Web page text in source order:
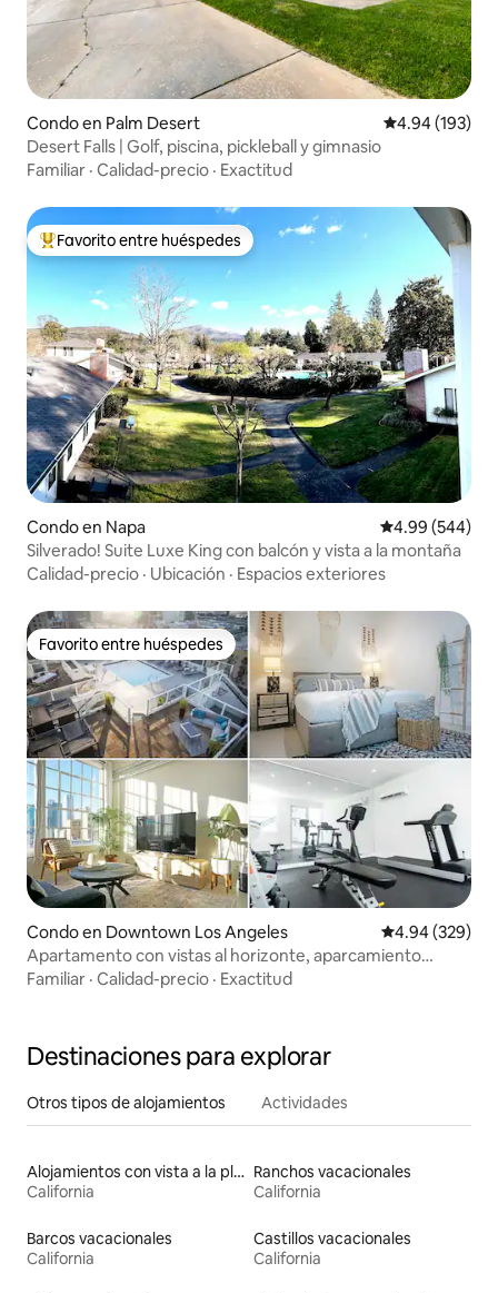
Condo en Palm Desert Calificación
4.94 (193)
Desert Falls | Golf, piscina, pickleball y gimnasio
Familiar · Calidad-precio · Exactitud
Favorito entre huéspedes preferido
Favorito entre huéspedes
Condo en Napa Calificación
4.99 (544)
Silverado! Suite Luxe King con balcón y vista a la montaña
Calidad-precio · Ubicación · Espacios exteriores
Favorito entre huéspedes
Favorito entre huéspedes
Condo en Downtown Los Angeles Calificación
4.94 (329)
Apartamento con vistas al horizonte, aparcamiento
gratuito y jacuzzi
Familiar · Calidad-precio · Exactitud
Destinaciones para explorar
Otros tipos de alojamientos Actividades
Alojamientos con vista a la playa
California
Ranchos vacacionales
California
Barcos vacacionales
California
Castillos vacacionales
California